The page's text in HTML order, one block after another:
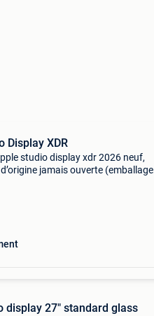
Display XDR
studio display xdr 2026 neuf,
jamais ouverte (emballage
display 27" standard glass